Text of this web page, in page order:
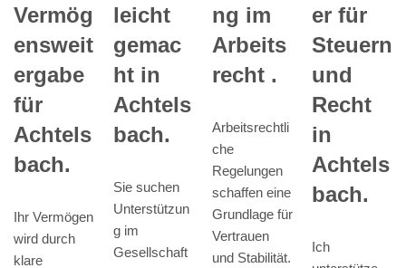
Vermög
ensweit
ergabe
für
Achtels
bach.
Ihr Vermögen
wird durch
klare
leicht
gemac
ht in
Achtels
bach.
Sie suchen
Unterstützun
g im
Gesellschaft
ng im
Arbeits
recht .
Arbeitsrechtli
che
Regelungen
schaffen eine
Grundlage für
Vertrauen
und Stabilität.
er für
Steuern
und
Recht
in
Achtels
bach.
Ich